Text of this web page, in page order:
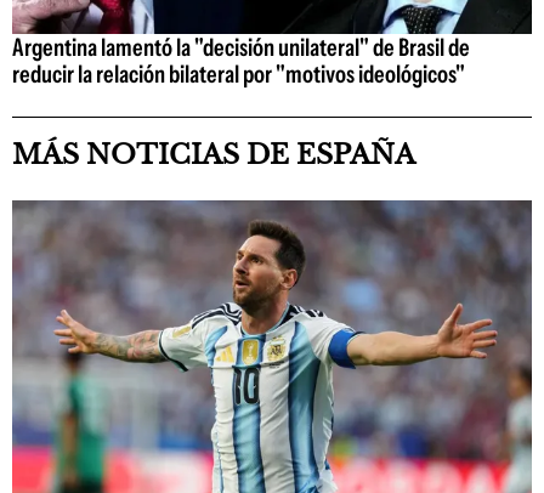
Argentina lamentó la "decisión unilateral" de Brasil de
reducir la relación bilateral por "motivos ideológicos"
MÁS NOTICIAS DE ESPAÑA